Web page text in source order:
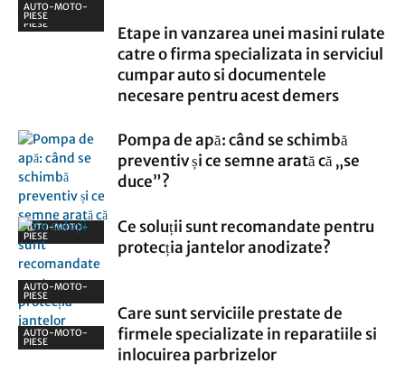
AUTO-MOTO-
PIESE
AUTO-MOTO-
PIESE
Etape in vanzarea unei masini rulate
catre o firma specializata in serviciul
cumpar auto si documentele
necesare pentru acest demers
AUTO-MOTO-
PIESE
Pompa de apă: când se schimbă
preventiv și ce semne arată că „se
duce”?
AUTO-MOTO-
PIESE
Ce soluții sunt recomandate pentru
protecția jantelor anodizate?
AUTO-MOTO-
PIESE
Care sunt serviciile prestate de
firmele specializate in reparatiile si
inlocuirea parbrizelor